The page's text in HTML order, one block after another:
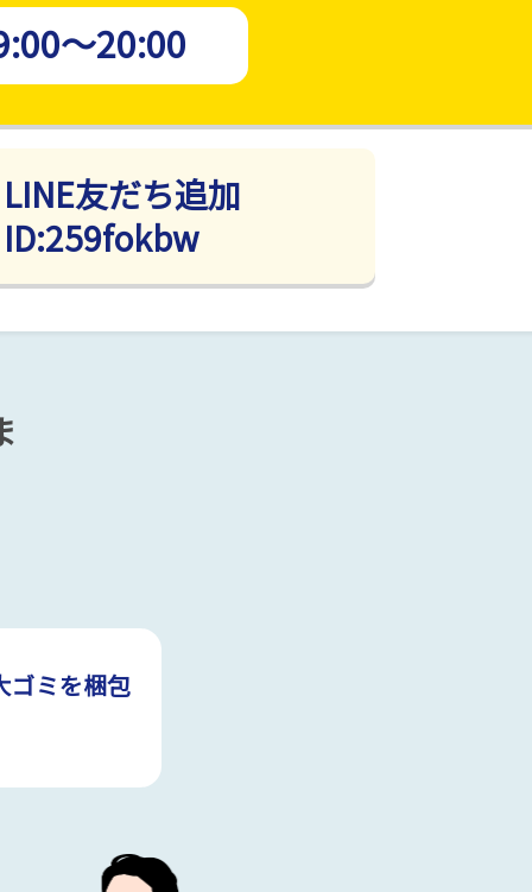
～20:00
LINE友だち追加
ID:259fokbw
ゴミを梱包